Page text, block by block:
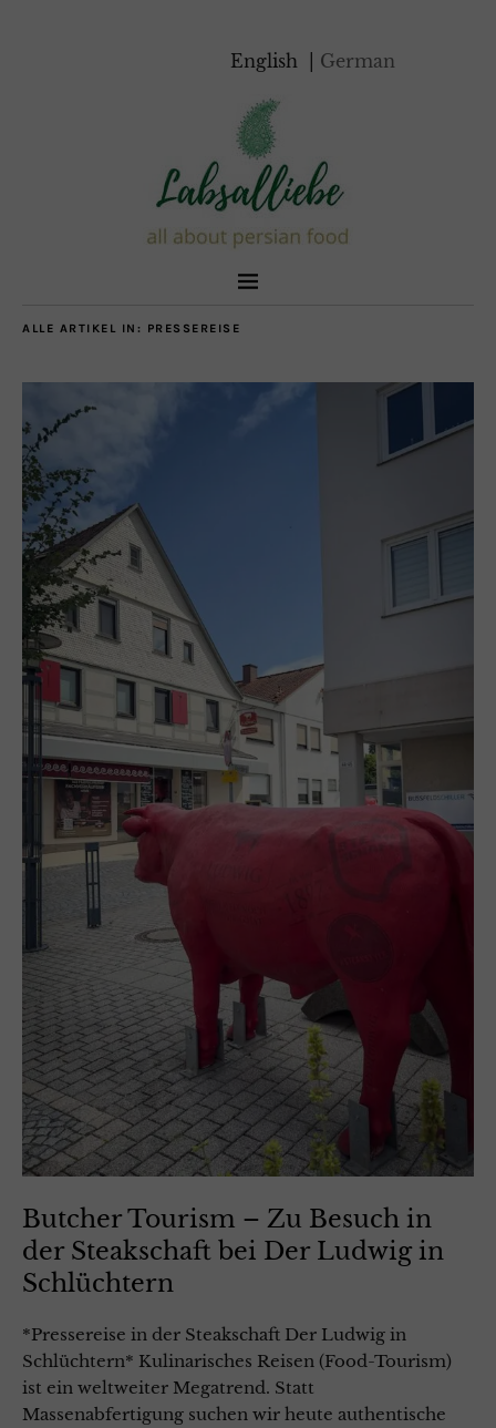
English German
ALLE ARTIKEL IN: PRESSEREISE
Butcher Tourism – Zu Besuch in
der Steakschaft bei Der Ludwig in
Schlüchtern
*Pressereise in der Steakschaft Der Ludwig in
Schlüchtern* Kulinarisches Reisen (Food-Tourism)
ist ein weltweiter Megatrend. Statt
Massenabfertigung suchen wir heute authentische